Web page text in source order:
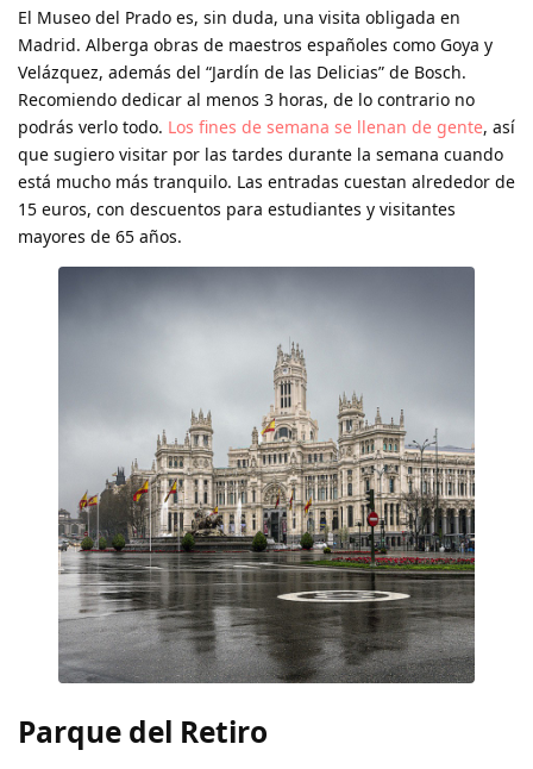
El Museo del Prado es, sin duda, una visita obligada en
Madrid. Alberga obras de maestros españoles como Goya y
Velázquez, además del “Jardín de las Delicias” de Bosch.
Recomiendo dedicar al menos 3 horas, de lo contrario no
podrás verlo todo. Los fines de semana se llenan de gente, así
que sugiero visitar por las tardes durante la semana cuando
está mucho más tranquilo. Las entradas cuestan alrededor de
15 euros, con descuentos para estudiantes y visitantes
mayores de 65 años.
Parque del Retiro